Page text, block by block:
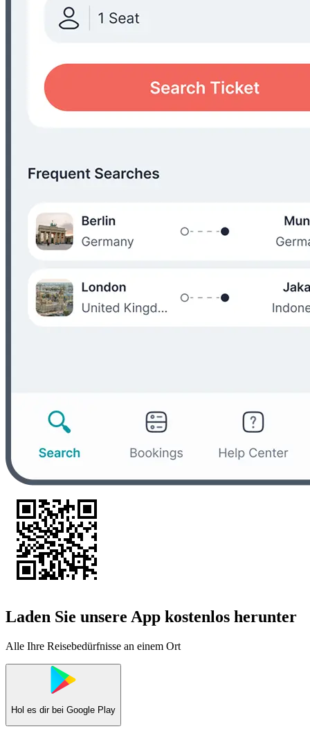
Laden Sie unsere App kostenlos herunter
Alle Ihre Reisebedürfnisse an einem Ort
Hol es dir bei Google Play